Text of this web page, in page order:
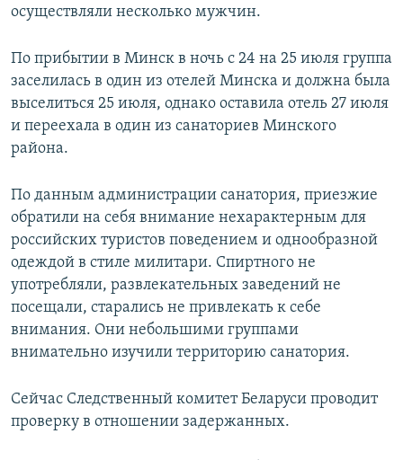
осуществляли несколько мужчин.
По прибытии в Минск в ночь с 24 на 25 июля группа
заселилась в один из отелей Минска и должна была
выселиться 25 июля, однако оставила отель 27 июля
и переехала в один из санаториев Минского
района.
По данным администрации санатория, приезжие
обратили на себя внимание нехарактерным для
российских туристов поведением и однообразной
одеждой в стиле милитари. Спиртного не
употребляли, развлекательных заведений не
посещали, старались не привлекать к себе
внимания. Они небольшими группами
внимательно изучили территорию санатория.
Сейчас Следственный комитет Беларуси проводит
проверку в отношении задержанных.